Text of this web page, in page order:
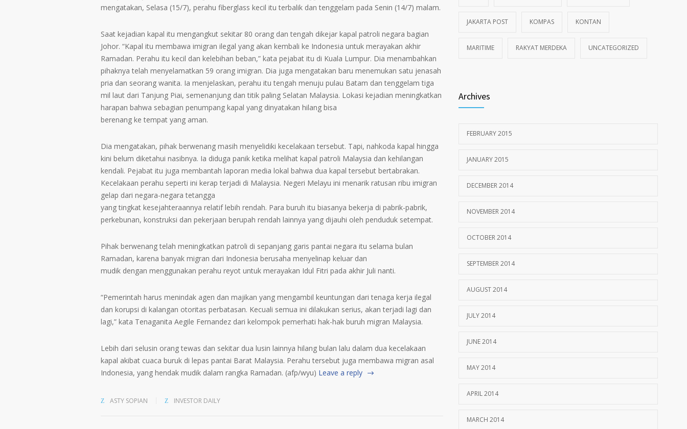
mengatakan, Selasa (15/7), perahu fiberglass kecil itu terbalik dan tenggelam pada Senin (14/7) malam.
Saat kejadian kapal itu mengangkut sekitar 80 orang dan tengah dikejar kapal patroli negara bagian
Johor. “Kapal itu membawa imigran ilegal yang akan kembali ke Indonesia untuk merayakan akhir
Ramadan. Perahu itu kecil dan kelebihan beban,” kata pejabat itu di Kuala Lumpur. Dia menambahkan
pihaknya telah menyelamatkan 59 orang imigran. Dia juga mengatakan baru menemukan satu jenasah
pria dan seorang wanita. Ia menjelaskan, perahu itu tengah menuju pulau Batam dan tenggelam tiga
mil laut dari Tanjung Piai, semenanjung dan titik paling Selatan Malaysia. Lokasi kejadian meningkatkan
harapan bahwa sebagian penumpang kapal yang dinyatakan hilang bisa
berenang ke tempat yang aman.
Dia mengatakan, pihak berwenang masih menyelidiki kecelakaan tersebut. Tapi, nahkoda kapal hingga
kini belum diketahui nasibnya. Ia diduga panik ketika melihat kapal patroli Malaysia dan kehilangan
kendali. Pejabat itu juga membantah laporan media lokal bahwa dua kapal tersebut bertabrakan.
Kecelakaan perahu seperti ini kerap terjadi di Malaysia. Negeri Melayu ini menarik ratusan ribu imigran
gelap dari negara-negara tetangga
yang tingkat kesejahteraannya relatif lebih rendah. Para buruh itu biasanya bekerja di pabrik-pabrik,
perkebunan, konstruksi dan pekerjaan berupah rendah lainnya yang dijauhi oleh penduduk setempat.
Pihak berwenang telah meningkatkan patroli di sepanjang garis pantai negara itu selama bulan
Ramadan, karena banyak migran dari Indonesia berusaha menyelinap keluar dan
mudik dengan menggunakan perahu reyot untuk merayakan Idul Fitri pada akhir Juli nanti.
“Pemerintah harus menindak agen dan majikan yang mengambil keuntungan dari tenaga kerja ilegal
dan korupsi di kalangan otoritas perbatasan. Kecuali semua ini dilakukan serius, akan terjadi lagi dan
lagi,” kata Tenaganita Aegile Fernandez dari kelompok pemerhati hak-hak buruh migran Malaysia.
Lebih dari selusin orang tewas dan sekitar dua lusin lainnya hilang bulan lalu dalam dua kecelakaan
kapal akibat cuaca buruk di lepas pantai Barat Malaysia. Perahu tersebut juga membawa migran asal
Indonesia, yang hendak mudik dalam rangka Ramadan. (afp/wyu) Leave a reply
ASTY SOPIAN INVESTOR DAILY
JAKARTA POST KOMPAS KONTAN
MARITIME RAKYAT MERDEKA UNCATEGORIZED
Archives
FEBRUARY 2015
JANUARY 2015
DECEMBER 2014
NOVEMBER 2014
OCTOBER 2014
SEPTEMBER 2014
AUGUST 2014
JULY 2014
JUNE 2014
MAY 2014
APRIL 2014
MARCH 2014